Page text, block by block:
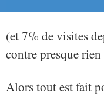
(et 7% de visites
contre presque
Alors tout est fait